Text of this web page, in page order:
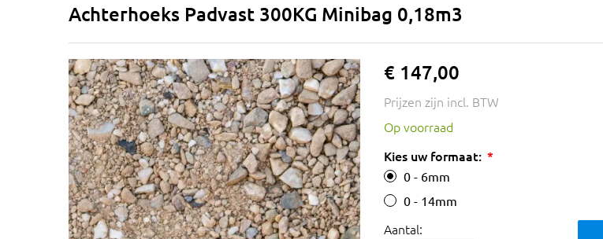
Achterhoeks Padvast 300KG Minibag 0,18m3
€ 147,00
Prijzen zijn incl. BTW
Op voorraad
Kies uw formaat:
0 - 6mm
0 - 14mm
Aantal: